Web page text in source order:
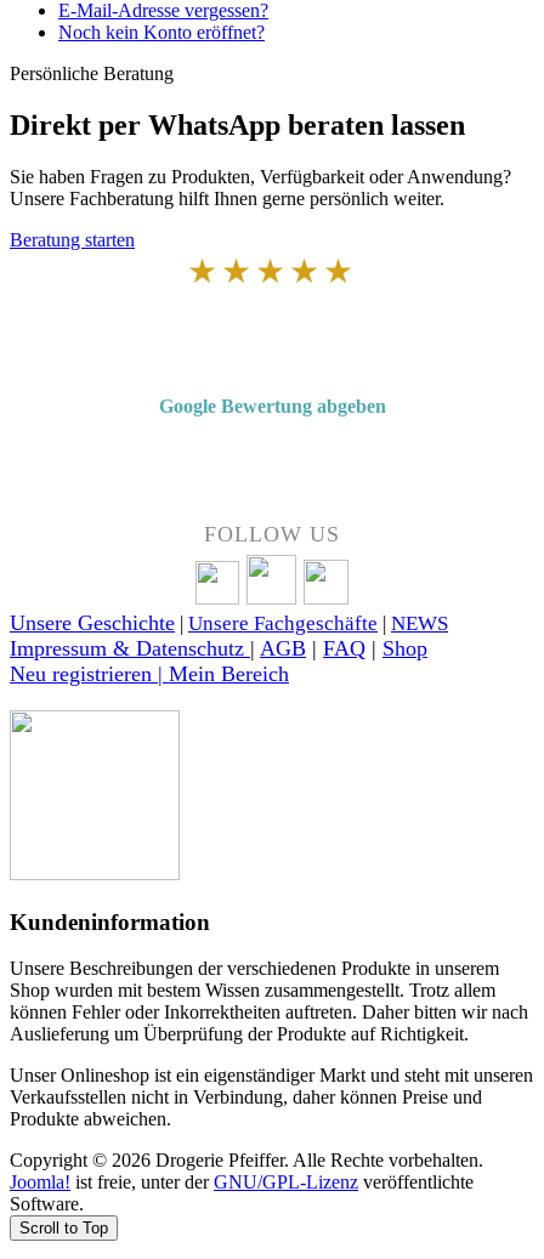
E-Mail-Adresse vergessen?
Noch kein Konto eröffnet?
Persönliche Beratung
Direkt per WhatsApp beraten lassen
Sie haben Fragen zu Produkten, Verfügbarkeit oder Anwendung?
Unsere Fachberatung hilft Ihnen gerne persönlich weiter.
Beratung starten
★★★★★
Google Bewertung abgeben
FOLLOW US
Unsere Geschichte Unsere Fachgeschäfte NEWS
Impressum & Datenschutz | AGB | FAQ | Shop
Neu registrieren | Mein Bereich
Kundeninformation
Unsere Beschreibungen der verschiedenen Produkte in unserem
Shop wurden mit bestem Wissen zusammengestellt. Trotz allem
können Fehler oder Inkorrektheiten auftreten. Daher bitten wir nach
Auslieferung um Überprüfung der Produkte auf Richtigkeit.
Unser Onlineshop ist ein eigenständiger Markt und steht mit unseren
Verkaufsstellen nicht in Verbindung, daher können Preise und
Produkte abweichen.
Copyright © 2026 Drogerie Pfeiffer. Alle Rechte vorbehalten.
Joomla! ist freie, unter derGNU/GPL-Lizenz veröffentlichte
Software.
Scroll to Top